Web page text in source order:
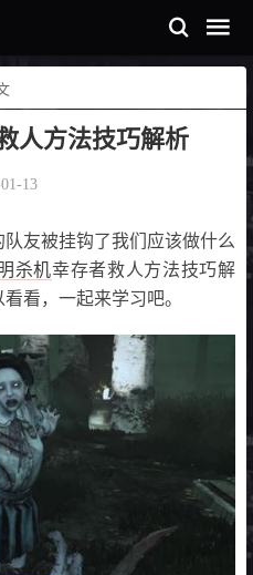
人方法技巧解析
13
友被挂钩了我们应该做什么
杀机幸存者救人方法技巧解
看，一起来学习吧。